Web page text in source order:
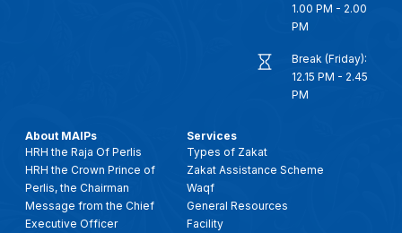
1.00 PM - 2.00
PM
Break (Friday):
12.15 PM - 2.45
PM
About MAIPs
HRH the Raja Of Perlis
HRH the Crown Prince of
Perlis, the Chairman
Message from the Chief
Executive Officer
Services
Types of Zakat
Zakat Assistance Scheme
Waqf
General Resources
Facility